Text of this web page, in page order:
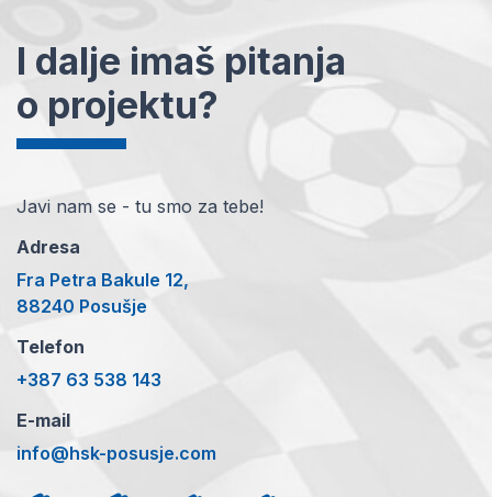
I dalje imaš pitanja
o projektu?
Javi nam se - tu smo za tebe!
Adresa
Fra Petra Bakule 12,
88240 Posušje
Telefon
+387 63 538 143
E-mail
info@hsk-posusje.com